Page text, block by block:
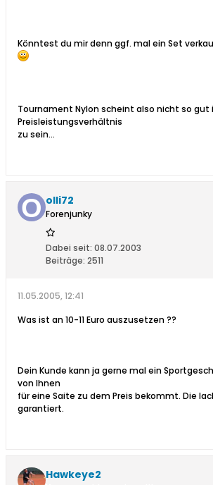
Könntest du mir denn ggf. mal ein Set
Tournament Nylon scheint also nicht so gut
Preisleistungsverhältnis
zu sein...
olli72
Forenjunky
Dabei seit: 08.07.2003
Beiträge: 2511
11.05.2005, 12:41
Was ist an 10-11 Euro auszusetzen ??
Dein Kunde kann ja gerne mal ein
von Ihnen
für eine Saite zu dem Preis bekommt. Die
garantiert.
Hawkeye2